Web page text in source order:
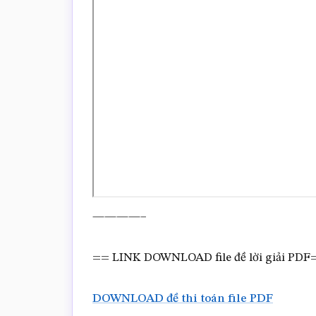
————–
== LINK DOWNLOAD file đề lời giải
DOWNLOAD đề thi toán file PDF